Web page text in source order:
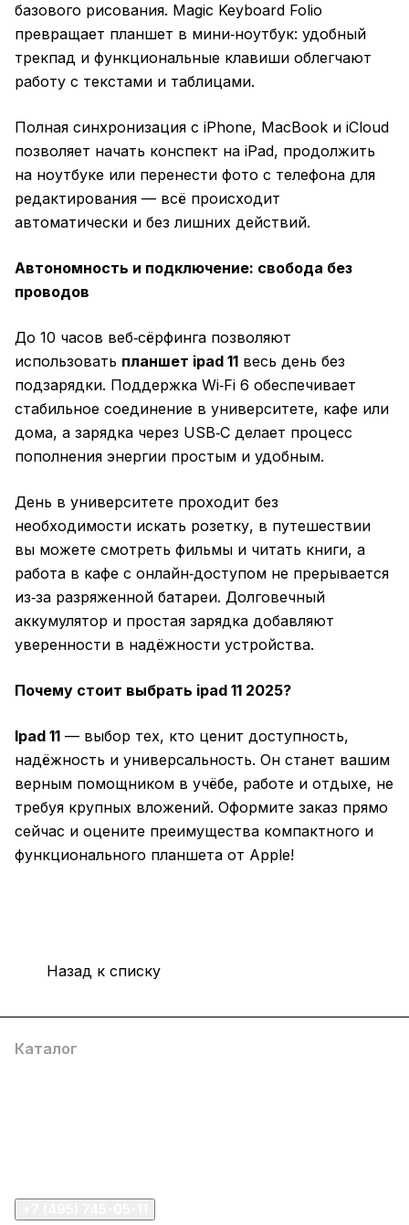
базового рисования. Magic Keyboard Folio
превращает планшет в мини‑ноутбук: удобный
трекпад и функциональные клавиши облегчают
работу с текстами и таблицами.
Полная синхронизация с iPhone, MacBook и iCloud
позволяет начать конспект на iPad, продолжить
на ноутбуке или перенести фото с телефона для
редактирования — всё происходит
автоматически и без лишних действий.
Автономность и подключение: свобода без
проводов
До 10 часов веб‑сёрфинга позволяют
использовать планшет ipad 11 весь день без
подзарядки. Поддержка Wi‑Fi 6 обеспечивает
стабильное соединение в университете, кафе или
дома, а зарядка через USB‑C делает процесс
пополнения энергии простым и удобным.
День в университете проходит без
необходимости искать розетку, в путешествии
вы можете смотреть фильмы и читать книги, а
работа в кафе с онлайн‑доступом не прерывается
из‑за разряженной батареи. Долговечный
аккумулятор и простая зарядка добавляют
уверенности в надёжности устройства.
Почему стоит выбрать ipad 11 2025?
Ipad 11 — выбор тех, кто ценит доступность,
надёжность и универсальность. Он станет вашим
верным помощником в учёбе, работе и отдыхе, не
требуя крупных вложений. Оформите заказ прямо
сейчас и оцените преимущества компактного и
функционального планшета от Apple!
Назад к списку
Каталог